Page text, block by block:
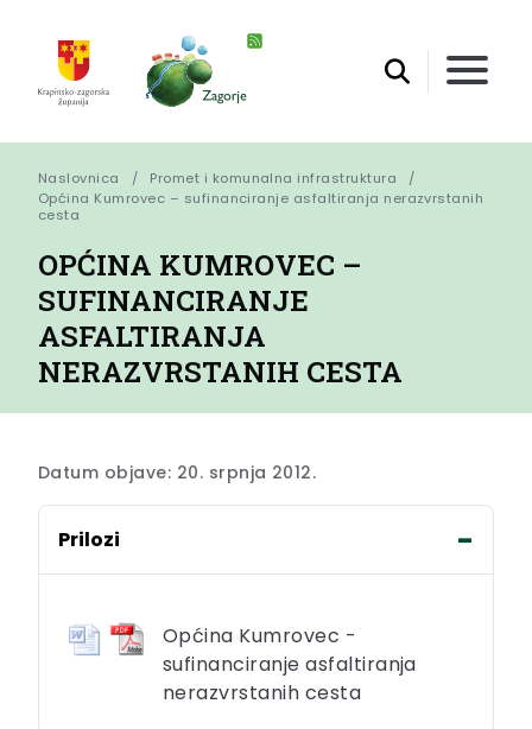
Naslovnica
Promet i komunalna infrastruktura
Općina Kumrovec – sufinanciranje asfaltiranja nerazvrstanih
cesta
OPĆINA KUMROVEC –
SUFINANCIRANJE
ASFALTIRANJA
NERAZVRSTANIH CESTA
Datum objave: 20. srpnja 2012.
Prilozi
Općina Kumrovec -
sufinanciranje asfaltiranja
nerazvrstanih cesta